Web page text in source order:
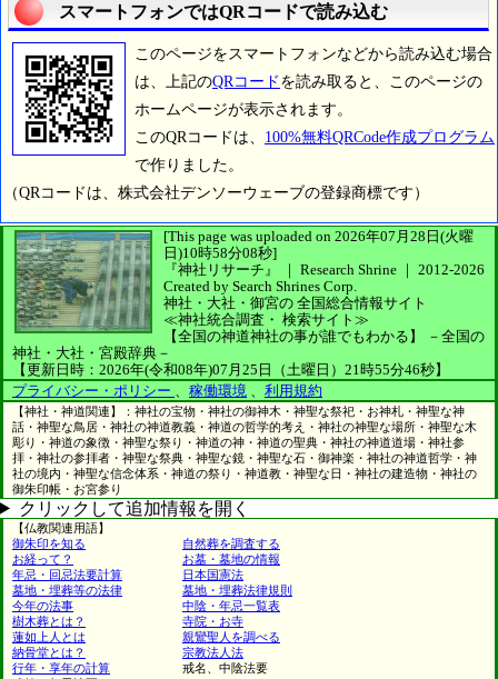
スマートフォンではQRコードで読み込む
このページをスマートフォンなどから読み込む場合
は、上記のQRコード を読み取ると、このページの
ホームページが表示されます。
このQRコードは、 100%無料QRCode作成プログラム
で作りました。
（QRコードは、株式会社デンソーウェーブの登録商標です）
[This page was uploaded on 2026年07月28日(火曜
日)10時58分08秒]
『神社リサーチ』 ｜ Research Shrine ｜ 2012-2026
Created by Search Shrines Corp.
神社・大社・御宮の 全国総合情報サイト
≪神社統合調査・ 検索サイト≫
【全国の神道神社の事が誰でもわかる】
－全国の
神社・大社・宮殿辞典－
【更新日時：2026年(令和08年)07月25日（土曜日）21時55分46秒】
プライバシー・ポリシー
稼働環境 利用規約
【神社・神道関連】：神社の宝物・神社の御神木・神聖な祭祀・お神札・神聖な神
話・神聖な鳥居・神社の神道教義・神道の哲学的考え・神社の神聖な場所・神聖な木
彫り・神道の象徴・神聖な祭り・神道の神・神道の聖典・神社の神道道場・神社参
拝・神社の参拝者・神聖な祭典・神聖な鏡・神聖な石・御神楽・神社の神道哲学・神
社の境内・神聖な信念体系・神道の祭り・神道教・神聖な日・神社の建造物・神社の
御朱印帳・お宮参り
クリックして追加情報を開く
【仏教関連用語】
御朱印を知る
自然葬を調査する
お経って？
お墓・墓地の情報
年忌・回忌法要計算
日本国憲法
墓地・埋葬等の法律
墓地・埋葬法律規則
今年の法事
中陰・年忌一覧表
樹木葬とは？
寺院・お寺
蓮如上人とは
親鸞聖人を調べる
納骨堂とは？
宗教法人法
行年・享年の計算
戒名、中陰法要